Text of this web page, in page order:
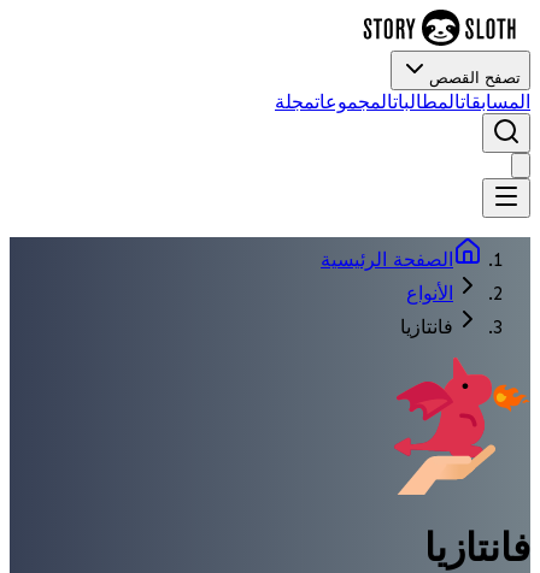
تصفح القصص
المسابقاتالمطالباتالمجموعاتمجلة
الصفحة الرئيسية
الأنواع
فانتازيا
فانتازيا